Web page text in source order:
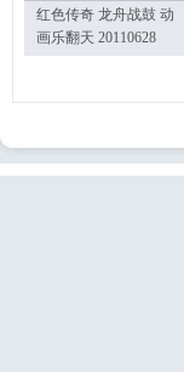
红色传奇 龙舟战鼓 动
画乐翻天 20110628